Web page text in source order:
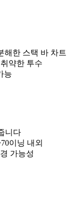
해한 스택 바 차트
약한 투수
능
니다
이닝 내외
가능성